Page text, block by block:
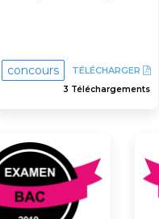
concours TÉLÉCHARGER
3 Téléchargements